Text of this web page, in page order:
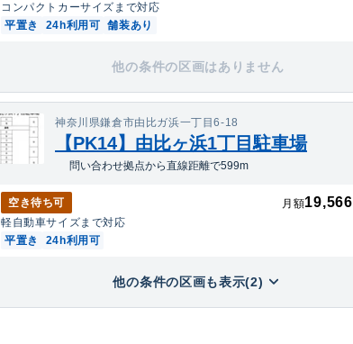
コンパクトカーサイズまで対応
平置き
24h利用可 舗装あり
他の条件の区画はありません
神奈川県鎌倉市由比ガ浜一丁目6-18
【PK14】由比ヶ浜1丁目駐車場
問い合わせ拠点から直線距離で599m
空き待ち可 月額19,566
軽自動車サイズまで対応
平置き
24h利用可
他の条件の区画も表示(2)